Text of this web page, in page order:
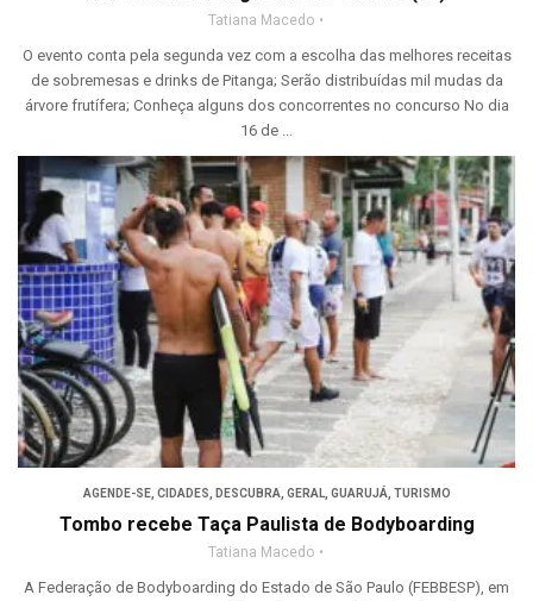
Tatiana Macedo
O evento conta pela segunda vez com a escolha das melhores receitas
de sobremesas e drinks de Pitanga; Serão distribuídas mil mudas da
árvore frutífera; Conheça alguns dos concorrentes no concurso No dia
16 de ...
AGENDE-SE, CIDADES DESCUBRA GERAL, GUARUJÁ TURISMO
Tombo recebe Taça Paulista de Bodyboarding
Tatiana Macedo
A Federação de Bodyboarding do Estado de São Paulo (FEBBESP), em